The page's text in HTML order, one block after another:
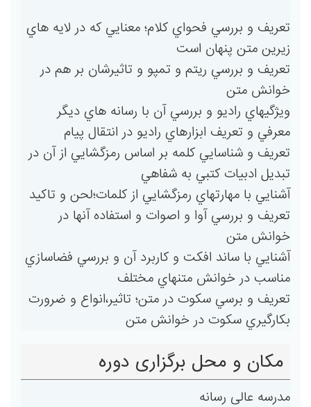
تعريف و بررسي فحواي كلام؛ معنايي كه در لايه هاي
زيرين متن پنهان است
تعريف و بررسي ريتم و تمپو و تاثيرشان بر هم در
خوانش متن
ويژگيهاي راديو و بررسي آن با رسانه هاي ديگر
معرفي و تعريف ابزارهاي راديو در انتقال پيام
تعريف و شناسايي كلمه بر اساس رمزگشايي از آن در
تبديل ادبيات كتبي به شفاهي
آشنايي با مهارتهاي رمزگشايي از كلمات؛لحن و تاكيد
تعريف و بررسي آوا و اصوات و استفاده آنها در
خوانش متن
آشنايي با ساند افكت و كاربرد آن و بررسي فضاسازي
مناسب در خوانش متنهاي مختلف
تعريف و برسي سكوت در متن؛ تاثير،انواع و ضرورت
بكارگيري سكوت در خوانش متن
مکان و محل برگزاری دوره
مدرسه عالی رسانه